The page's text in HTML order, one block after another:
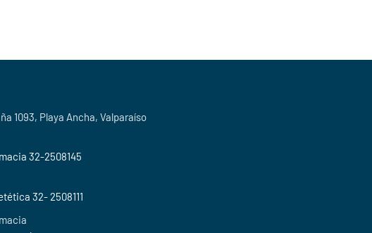
1093, Playa Ancha, Valparaíso
32-2508145
32- 2508111